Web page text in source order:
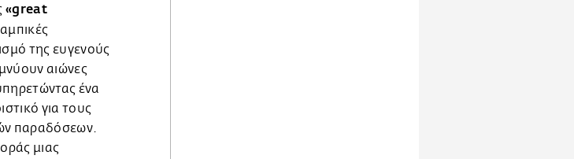
«great
της ευγενούς
αιώνες
ένα
για τους
παραδόσεων.
μιας